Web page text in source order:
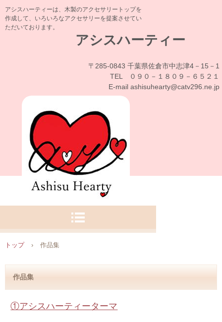
アシスハーティーは、木製のアクセサリートップを
作成して、いろいろなアクセサリーを提案させてい
ただいております。
アシスハーティー
〒285-0843 千葉県佐倉市中志津4－15－1
TEL ０９０－１８０９－６５２１
E-mail ashisuhearty@catv296.ne.jp
トップ › 作品集
作品集
①アシスハーティーターマ